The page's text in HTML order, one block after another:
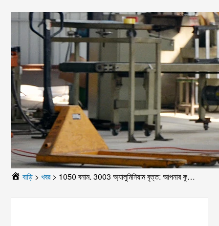
বাড়ি >খবর> 1050 বনাম. 3003 অ্যালুমিনিয়াম বৃত্ত: আপনার কুকওয়্যার উত্পাদনের জন্য কোনটি ভাল?